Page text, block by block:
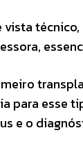
para
e o